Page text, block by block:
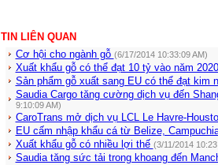
TIN LIÊN QUAN
Cơ hội cho ngành gỗ (6/17/2014 10:33:09 AM)
Xuất khẩu gỗ có thể đạt 10 tỷ vào năm
Sản phẩm gỗ xuất sang EU có thể đạt kim
Saudia Cargo tăng cường dịch vụ đến
9:10:09 AM)
CaroTrans mở dịch vụ LCL Le Havre-
EU cấm nhập khẩu cá từ Belize,
Xuất khẩu gỗ có nhiều lợi thế (3/11/2014
Saudia tăng sức tải trong khoang đến